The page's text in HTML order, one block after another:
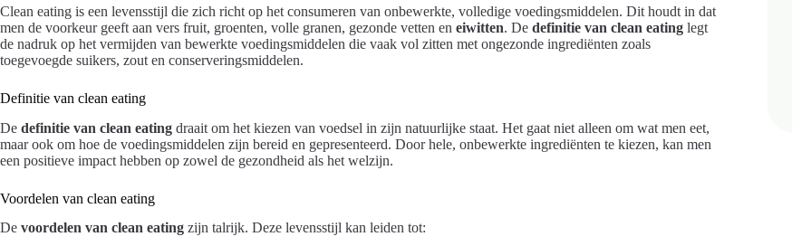
Clean eating is een levensstijl die zich richt op het consumeren van onbewerkte, volledige voedingsmiddelen. Dit houdt in dat
men de voorkeur geeft aan vers fruit, groenten, volle granen, gezonde vetten en eiwitten. De definitie van clean eating legt
de nadruk op het vermijden van bewerkte voedingsmiddelen die vaak vol zitten met ongezonde ingrediënten zoals
toegevoegde suikers, zout en conserveringsmiddelen.
Definitie van clean eating
De definitie van clean eating draait om het kiezen van voedsel in zijn natuurlijke staat. Het gaat niet alleen om wat men eet,
maar ook om hoe de voedingsmiddelen zijn bereid en gepresenteerd. Door hele, onbewerkte ingrediënten te kiezen, kan men
een positieve impact hebben op zowel de gezondheid als het welzijn.
Voordelen van clean eating
De voordelen van clean eating zijn talrijk. Deze levensstijl kan leiden tot: